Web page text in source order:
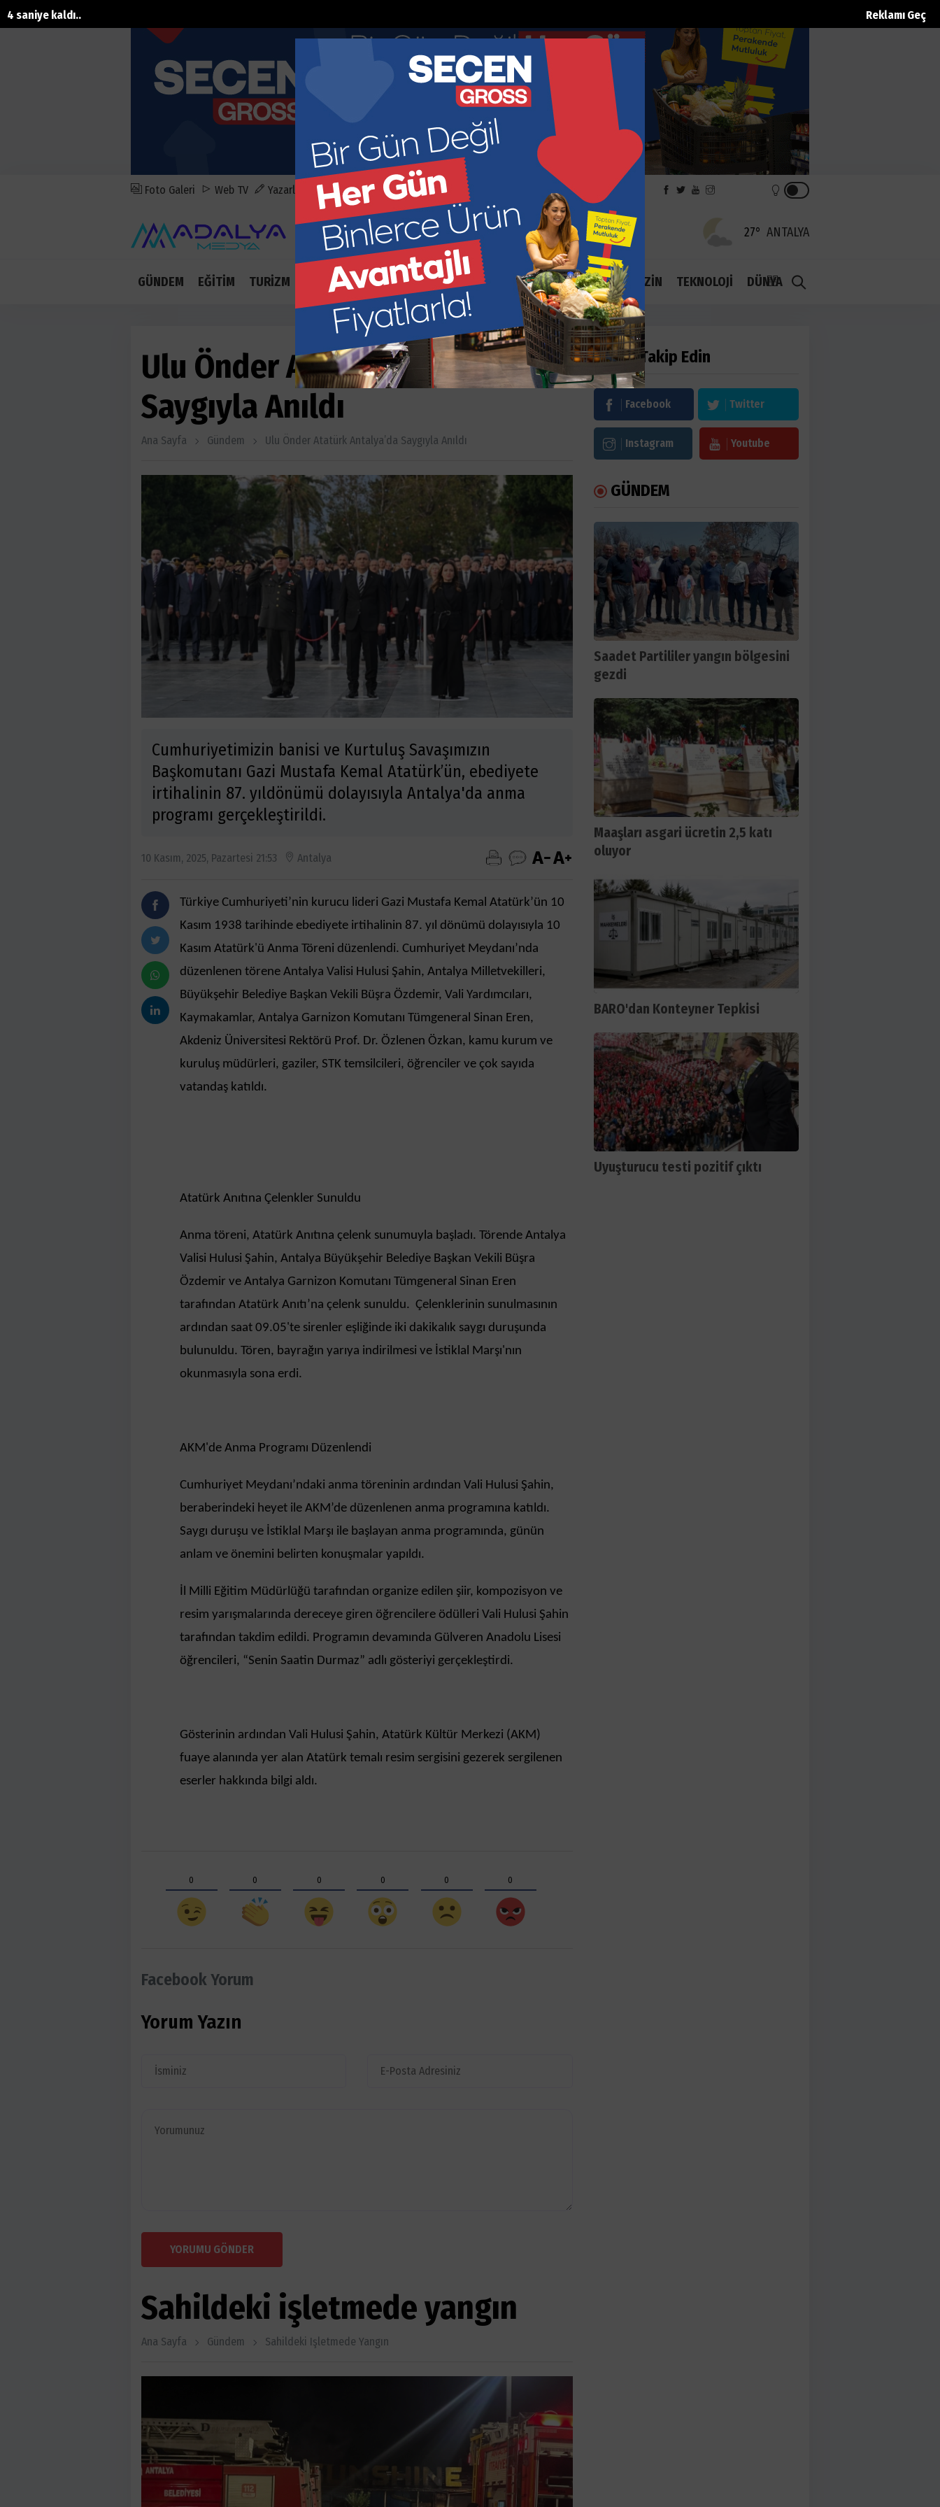
Reklamı Geç
3 saniye kaldı..
Foto Galeri Web TV Yazarlar Anketler Nöbetçi Eczaneler
DOLAR
44.895
EURO
52.8913
GR ALTIN
6966.2
ÇEYREK
4491.1
27° ANTALYA
GÜNDEM EĞİTİM TURİZM EKONOMİ KÜLTÜR SANAT SAĞLIK SPOR SİYASET MAGAZİN TEKNOLOJİ DÜNYA
Ulu Önder Atatürk Antalya’da
Saygıyla Anıldı
Ana Sayfa Gündem Ulu Önder Atatürk Antalya’da Saygıyla Anıldı
Cumhuriyetimizin banisi ve Kurtuluş Savaşımızın
Başkomutanı Gazi Mustafa Kemal Atatürk’ün, ebediyete
irtihalinin 87. yıldönümü dolayısıyla Antalya'da anma
programı gerçekleştirildi.
10 Kasım, 2025, Pazartesi 21:53 Antalya
Türkiye Cumhuriyeti’nin kurucu lideri Gazi Mustafa Kemal Atatürk’ün 10
Kasım 1938 tarihinde ebediyete irtihalinin 87. yıl dönümü dolayısıyla 10
Kasım Atatürk'ü Anma Töreni düzenlendi. Cumhuriyet Meydanı’nda
düzenlenen törene Antalya Valisi Hulusi Şahin, Antalya Milletvekilleri,
Büyükşehir Belediye Başkan Vekili Büşra Özdemir, Vali Yardımcıları,
Kaymakamlar, Antalya Garnizon Komutanı Tümgeneral Sinan Eren,
Akdeniz Üniversitesi Rektörü Prof. Dr. Özlenen Özkan, kamu kurum ve
kuruluş müdürleri, gaziler, STK temsilcileri, öğrenciler ve çok sayıda
vatandaş katıldı.
Atatürk Anıtına Çelenkler Sunuldu
Anma töreni, Atatürk Anıtına çelenk sunumuyla başladı. Törende Antalya
Valisi Hulusi Şahin, Antalya Büyükşehir Belediye Başkan Vekili Büşra
Özdemir ve Antalya Garnizon Komutanı Tümgeneral Sinan Eren
tarafından Atatürk Anıtı’na çelenk sunuldu. Çelenklerinin sunulmasının
ardından saat 09.05'te sirenler eşliğinde iki dakikalık saygı duruşunda
bulunuldu. Tören, bayrağın yarıya indirilmesi ve İstiklal Marşı'nın
okunmasıyla sona erdi.
AKM'de Anma Programı Düzenlendi
Cumhuriyet Meydanı’ndaki anma töreninin ardından Vali Hulusi Şahin,
beraberindeki heyet ile AKM’de düzenlenen anma programına katıldı.
Saygı duruşu ve İstiklal Marşı ile başlayan anma programında, günün
anlam ve önemini belirten konuşmalar yapıldı.
İl Milli Eğitim Müdürlüğü tarafından organize edilen şiir, kompozisyon ve
resim yarışmalarında dereceye giren öğrencilere ödülleri Vali Hulusi Şahin
tarafından takdim edildi. Programın devamında Gülveren Anadolu Lisesi
öğrencileri, “Senin Saatin Durmaz” adlı gösteriyi gerçekleştirdi.
Gösterinin ardından Vali Hulusi Şahin, Atatürk Kültür Merkezi (AKM)
fuaye alanında yer alan Atatürk temalı resim sergisini gezerek sergilenen
eserler hakkında bilgi aldı.
0 0 0 0 0 0
Facebook Yorum
Yorum Yazın
YORUMU GÖNDER
Sahildeki işletmede yangın
Ana Sayfa Gündem Sahildeki Işletmede Yangın
Bizi Takip Edin
Facebook Twitter
Instagram Youtube
GÜNDEM
Saadet Partililer yangın bölgesini
gezdi
Maaşları asgari ücretin 2,5 katı
oluyor
BARO'dan Konteyner Tepkisi
Uyuşturucu testi pozitif çıktı